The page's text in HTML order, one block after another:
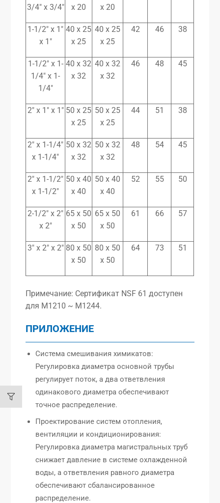
3/4″ x 3/4″
x 20
x 20
1-1/2″ x 1″
x 1″
40 x 25
x 25
40 x 25
x 25
42 46 38
1-1/2″ x 1-
1/4″ x 1-
1/4″
40 x 32
x 32
40 x 32
x 32
46 48 45
2″ x 1″ x 1″ 50 x 25
x 25
50 x 25
x 25
44 51 38
2″ x 1-1/4″
x 1-1/4″
50 x 32
x 32
50 x 32
x 32
48 54 45
2″ x 1-1/2″
x 1-1/2″
50 x 40
x 40
50 x 40
x 40
52 55 50
2-1/2″ x 2″
x 2″
65 x 50
x 50
65 x 50
x 50
61 66 57
3″ x 2″ x 2″ 80 x 50
x 50
80 x 50
x 50
64 73 51
Примечание: Сертификат NSF 61 доступен
для M1210 ~ M1244.
ПРИЛОЖЕНИЕ
Система смешивания химикатов:
Регулировка диаметра основной трубы
регулирует поток, а два ответвления
одинакового диаметра обеспечивают
точное распределение.
Проектирование систем отопления,
вентиляции и кондиционирования:
Регулировка диаметра магистральных труб
снижает давление в системе охлажденной
воды, а ответвления равного диаметра
обеспечивают сбалансированное
распределение.